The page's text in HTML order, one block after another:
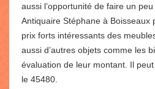
aussi l’opportunité de faire un
Antiquaire Stéphane à Boisseaux
prix forts intéressants des
aussi d’autres objets comme les
évaluation de leur montant. Il
le 45480.